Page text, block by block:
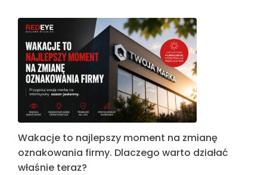
Wakacje to najlepszy moment na zmianę
oznakowania firmy. Dlaczego warto działać
właśnie teraz?